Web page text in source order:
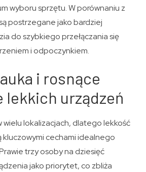
wyboru sprzętu. W porównaniu z
postrzegane jako bardziej
do szybkiego przełączania się
i odpoczynkiem.
i rosnące
lekkich urządzeń
wielu lokalizacjach, dlatego lekkość
kluczowymi cechami idealnego
trzy osoby na dziesięć
jako priorytet, co zbliża